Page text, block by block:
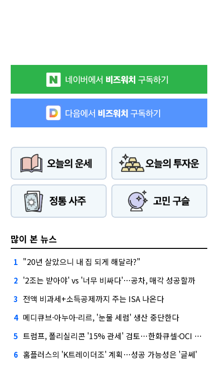
많이 본 뉴스
1 "20년 살았으니 내 집 되게 해달라?"
2 '2조는 받아야' vs '너무 비싸다'…공차, 매각 성공할까
3 전액 비과세+소득공제까지 주는 ISA 나온다
4 메디큐브·아누아·리르, '눈물 세럼' 생산 중단한다
5 트럼프, 폴리실리콘 '15% 관세' 검토…한화큐셀·OCI 영향은?
6 홈플러스의 'K트레이더조' 계획…성공 가능성은 '글쎄'